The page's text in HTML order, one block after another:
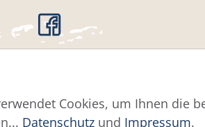
Datenschutz
Cookies, um Ihnen die
Datenschutz und Impressum.